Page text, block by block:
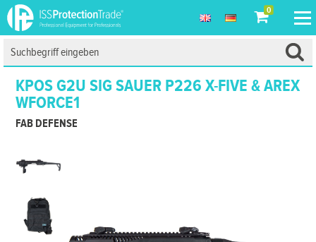
0
KPOS G2U SIG SAUER P226 X-FIVE & AREX
WFORCE1
FAB DEFENSE